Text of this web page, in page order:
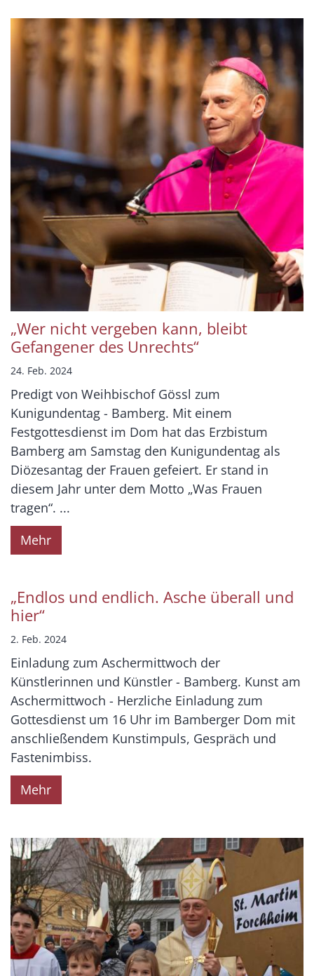
„Wer nicht vergeben kann, bleibt
Gefangener des Unrechts“
24. Feb. 2024
Predigt von Weihbischof Gössl zum
Kunigundentag - Bamberg. Mit einem
Festgottesdienst im Dom hat das Erzbistum
Bamberg am Samstag den Kunigundentag als
Diözesantag der Frauen gefeiert. Er stand in
diesem Jahr unter dem Motto „Was Frauen
tragen“. ...
Mehr
„Endlos und endlich. Asche überall und
hier“
2. Feb. 2024
Einladung zum Aschermittwoch der
Künstlerinnen und Künstler - Bamberg. Kunst am
Aschermittwoch - Herzliche Einladung zum
Gottesdienst um 16 Uhr im Bamberger Dom mit
anschließendem Kunstimpuls, Gespräch und
Fastenimbiss.
Mehr